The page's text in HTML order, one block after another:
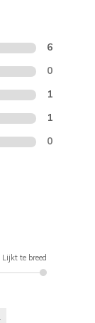
6
0
1
1
0
Lijkt te breed